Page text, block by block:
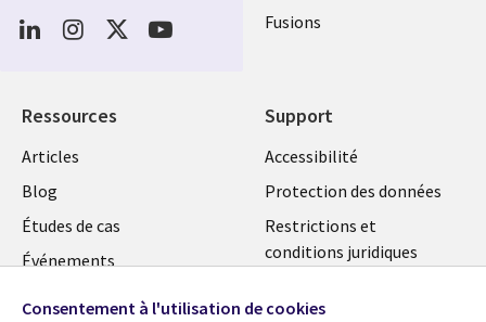
Fusions
Ressources
Library
Links
FRANCE
Articles
Blog
Études de cas
Événements
Support
Legal
FRANCE
Accessibilité
Protection des données
Restrictions et
conditions juridiques
Social
Media
Consentement à l'utilisation de cookies